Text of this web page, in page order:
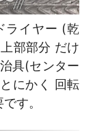
ライヤー (乾
部部分 だけ
具(センター
にかく 回転
す。